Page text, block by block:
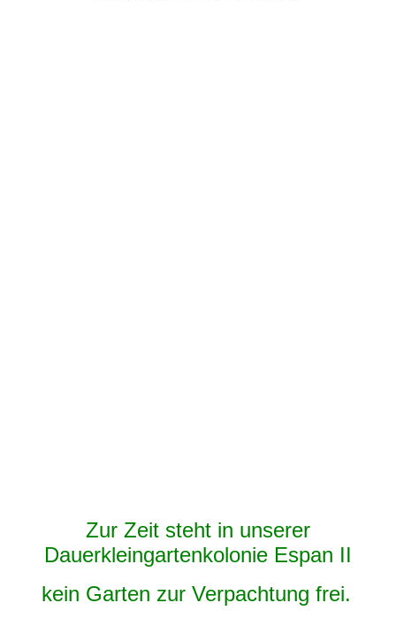
Zur Zeit steht in unserer
Dauerkleingartenkolonie Espan II
kein Garten zur Verpachtung frei.